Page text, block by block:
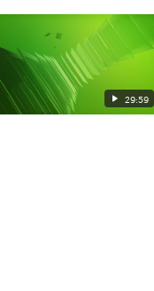
29:59